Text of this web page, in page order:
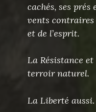
cachés, ses
vents contraires
et de l’esprit.
La Résistance
terroir naturel.
La Liberté aussi.